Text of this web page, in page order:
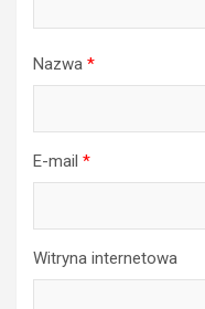
Nazwa *
E-mail *
Witryna internetowa